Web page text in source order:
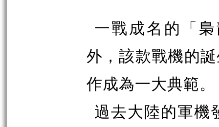
一戰成名的「
外，該款戰機的
作成為一大典範。
過去大陸的軍機